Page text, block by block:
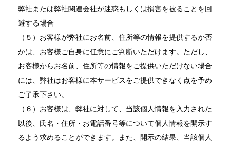
弊社または弊社関連会社が迷惑もしくは損害を被ることを回
避する場合
（５）お客様が弊社にお名前、住所等の情報を提供するか否
かは、お客様ご自身に任意にご判断いただけます。ただし、
お客様からお名前、住所等の情報をご提供いただけない場合
には、弊社はお客様に本サービスをご提供できなく点を予め
ご了承下さい。
（６）お客様は、弊社に対して、当該個人情報を入力された
以後、氏名・住所・お電話番号等について個人情報を開示す
るよう求めることができます。また、開示の結果、当該個人